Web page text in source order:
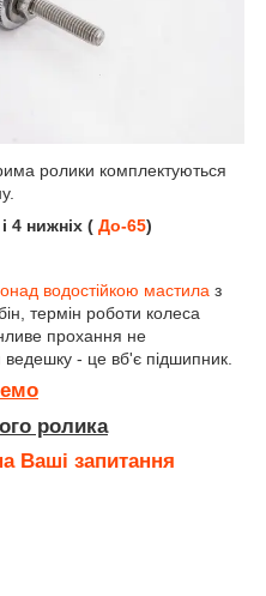
ролики комплектуються
4 нижніх ( До-65)
водостійкою мастила з
термін роботи колеса
прохання не
- це вб'є підшипник.
ролика
Ваші запитання